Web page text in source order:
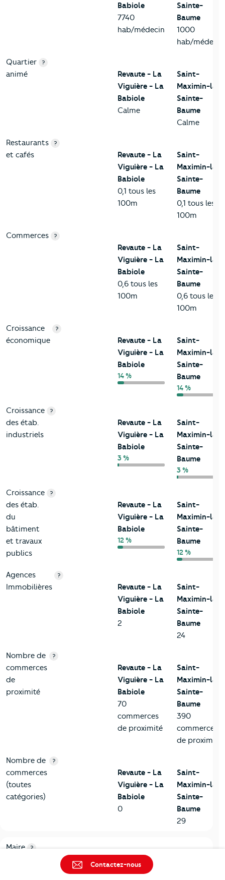
Babiole
7740
hab/médecin
Sainte-
Baume
1000
hab/médecin
Quartier
animé
?
Revaute - La
Viguière - La
Babiole
Calme
Saint-
Maximin-la-
Sainte-
Baume
Calme
Restaurants
et cafés
?
Revaute - La
Viguière - La
Babiole
0,1 tous les
100m
Saint-
Maximin-la-
Sainte-
Baume
0,1 tous les
100m
Commerces ?
Revaute - La
Viguière - La
Babiole
0,6 tous les
100m
Saint-
Maximin-la-
Sainte-
Baume
0,6 tous les
100m
Croissance
économique
?
Revaute - La
Viguière - La
Babiole
14 %
Saint-
Maximin-la-
Sainte-
Baume
14 %
Croissance
des étab.
industriels
?
Revaute - La
Viguière - La
Babiole
3 %
Saint-
Maximin-la-
Sainte-
Baume
3 %
Croissance
des étab.
du
bâtiment
et travaux
publics
?
Revaute - La
Viguière - La
Babiole
12 %
Saint-
Maximin-la-
Sainte-
Baume
12 %
Agences
Immobilières
?
Revaute - La
Viguière - La
Babiole
2
Saint-
Maximin-la-
Sainte-
Baume
24
Nombre de
commerces
de
proximité
?
Revaute - La
Viguière - La
Babiole
70
commerces
de proximité
Saint-
Maximin-la-
Sainte-
Baume
390
commerces
de proximité
Nombre de
commerces
(toutes
catégories)
?
Revaute - La
Viguière - La
Babiole
0
Saint-
Maximin-la-
Sainte-
Baume
29
6-Politique
Critères
Maire ?
Revaute - La
Viguière - La
Contactez-nous